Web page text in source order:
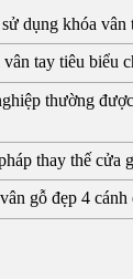
dụng khóa
tay tiêu biểu
thường
thay thế cửa
gỗ đẹp 4 cánh